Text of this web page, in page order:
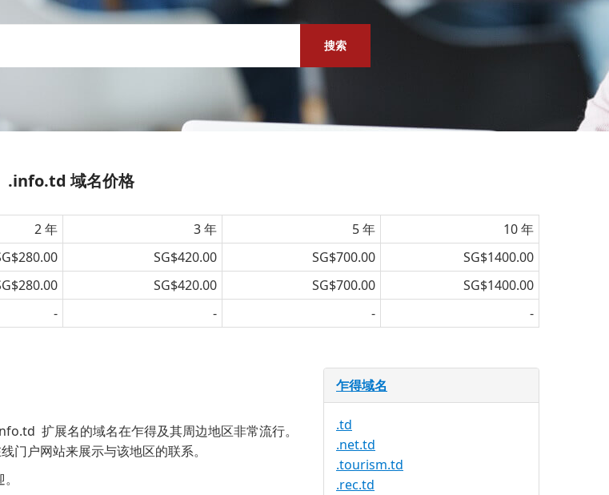
搜索
.info.td 域名价格
2 年 3 年 5 年
10 年
SG$420.00 SG$700.00
SG$1400.00
SG$420.00 SG$700.00
SG$1400.00
- - - -
扩展名的域名在乍得及其周边地区非常流行。
户网站来展示与该地区的联系。
乍得域名
.td
.net.td
.tourism.td
.rec.td